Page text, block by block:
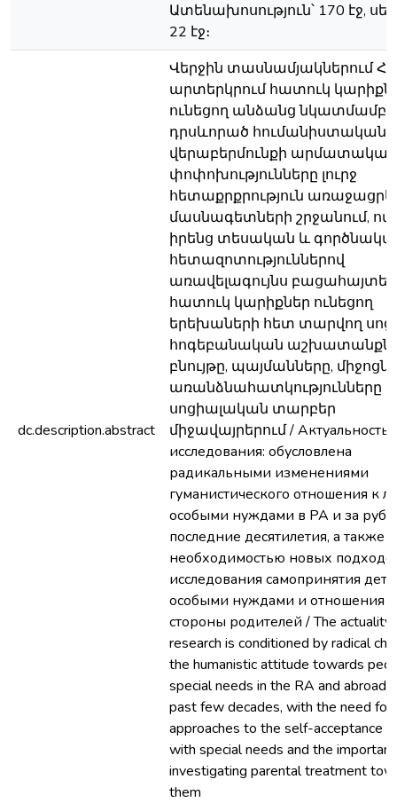
Ատենախոսություն՝ 170 էջ,
22 էջ։
dc.description.abstract
Վերջին տասնամյակներում
արտերկրում հատուկ
ունեցող անձանց նկատմամբ
դրսևորած հումանիստական
վերաբերմունքի արմատական
փոփոխությունները լուրջ
հետաքրքրություն
մասնագետների շրջանում,
իրենց տեսական և
հետազոտություններով
առավելագույնս
հատուկ կարիքներ ունեցող
երեխաների հետ տարվող
հոգեբանական
բնույթը, պայմանները,
առանձնահատկությունները
սոցիալական տարբեր
միջավայրերում / Актуальность
исследования: обусловлена
радикальными изменениями
гуманистического отношения к
особыми нуждами в РА и за
последние десятилетия, a также
необходимостью новых
исследования самопринятия
особыми нуждами и отношения
стороны родителей / The actuality
research is conditioned by radical
the humanistic attitude towards
special needs in the RA and abroad
past few decades, with the need for
approaches to the self-acceptance
with special needs and the
investigating parental treatment
them